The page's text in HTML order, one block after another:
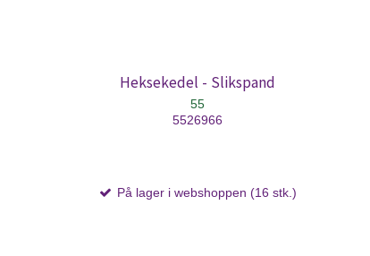
Heksekedel - Slikspand
55
5526966
På lager i webshoppen (16 stk.)